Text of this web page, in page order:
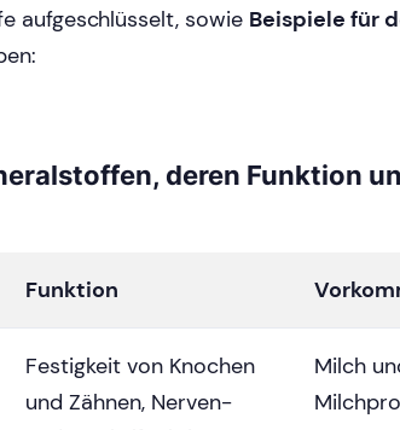
aufgeschlüsselt, sowie Beispiele für
deren Funktion
Funktion
Festigkeit von Knochen
und Zähnen, Nerven-
Milch